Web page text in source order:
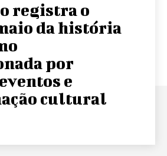
registra o
da história
por
e
cultural